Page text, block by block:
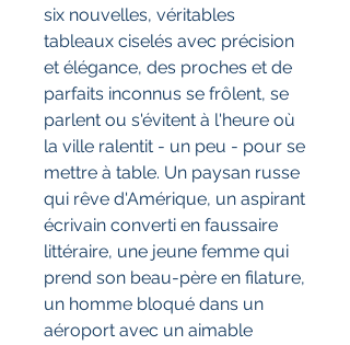
six nouvelles, véritables
tableaux ciselés avec précision
et élégance, des proches et de
parfaits inconnus se frôlent, se
parlent ou s'évitent à l'heure où
la ville ralentit - un peu - pour se
mettre à table. Un paysan russe
qui rêve d'Amérique, un aspirant
écrivain converti en faussaire
littéraire, une jeune femme qui
prend son beau-père en filature,
un homme bloqué dans un
aéroport avec un aimable